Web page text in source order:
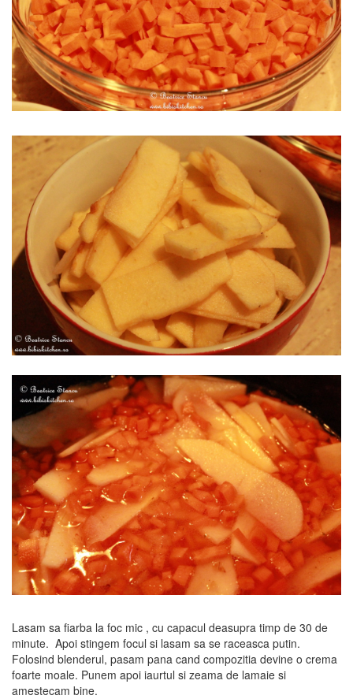
Lasam sa fiarba la foc mic , cu capacul deasupra timp de 30 de
minute. Apoi stingem focul si lasam sa se raceasca putin.
Folosind blenderul, pasam pana cand compozitia devine o crema
foarte moale. Punem apoi iaurtul si zeama de lamaie si
amestecam bine.